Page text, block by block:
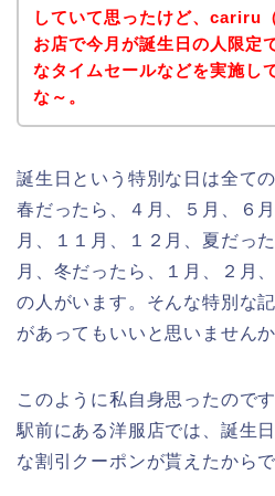
していて思ったけど、cariru
お店で今月が誕生日の人限定
なタイムセールなどを実施し
な～。
誕生日という特別な日は全て
春だったら、４月、５月、６
月、１１月、１２月、夏だっ
月、冬だったら、１月、２月
の人がいます。そんな特別な
があってもいいと思いませんか
このように私自身思ったので
駅前にある洋服店では、誕生
な割引クーポンが貰えたからで